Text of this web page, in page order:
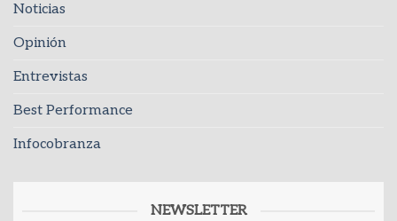
Noticias
Opinión
Entrevistas
Best Performance
Infocobranza
NEWSLETTER